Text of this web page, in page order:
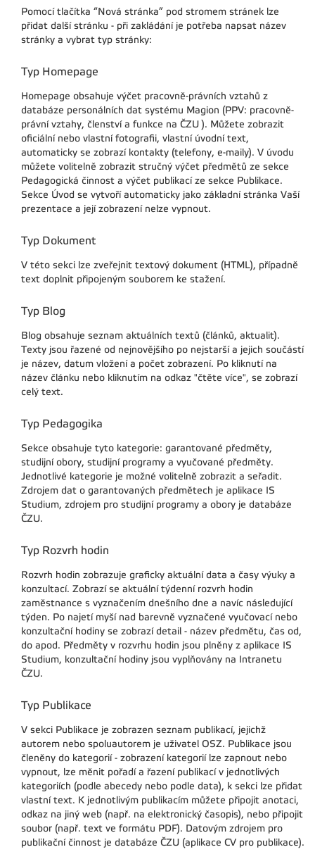
Pomocí tlačítka “Nová stránka” pod stromem stránek lze
přidat další stránku - při zakládání je potřeba napsat název
stránky a vybrat typ stránky:
Typ Homepage
Homepage obsahuje výčet pracovně-právních vztahů z
databáze personálních dat systému Magion (PPV: pracovně-
právní vztahy, členství a funkce na ČZU ). Můžete zobrazit
oficiální nebo vlastní fotografii, vlastní úvodní text,
automaticky se zobrazí kontakty (telefony, e-maily). V úvodu
můžete volitelně zobrazit stručný výčet předmětů ze sekce
Pedagogická činnost a výčet publikací ze sekce Publikace.
Sekce Úvod se vytvoří automaticky jako základní stránka Vaší
prezentace a její zobrazení nelze vypnout.
Typ Dokument
V této sekci lze zveřejnit textový dokument (HTML), případně
text doplnit připojeným souborem ke stažení.
Typ Blog
Blog obsahuje seznam aktuálních textů (článků, aktualit).
Texty jsou řazené od nejnovějšího po nejstarší a jejich součástí
je název, datum vložení a počet zobrazení. Po kliknutí na
název článku nebo kliknutím na odkaz "čtěte více", se zobrazí
celý text.
Typ Pedagogika
Sekce obsahuje tyto kategorie: garantované předměty,
studijní obory, studijní programy a vyučované předměty.
Jednotlivé kategorie je možné volitelně zobrazit a seřadit.
Zdrojem dat o garantovaných předmětech je aplikace IS
Studium, zdrojem pro studijní programy a obory je databáze
ČZU.
Typ Rozvrh hodin
Rozvrh hodin zobrazuje graficky aktuální data a časy výuky a
konzultací. Zobrazí se aktuální týdenní rozvrh hodin
zaměstnance s vyznačením dnešního dne a navíc následující
týden. Po najetí myší nad barevně vyznačené vyučovací nebo
konzultační hodiny se zobrazí detail - název předmětu, čas od,
do apod. Předměty v rozvrhu hodin jsou plněny z aplikace IS
Studium, konzultační hodiny jsou vyplňovány na Intranetu
ČZU.
Typ Publikace
V sekci Publikace je zobrazen seznam publikací, jejichž
autorem nebo spoluautorem je uživatel OSZ. Publikace jsou
členěny do kategorií - zobrazení kategorií lze zapnout nebo
vypnout, lze měnit pořadí a řazení publikací v jednotlivých
kategoriích (podle abecedy nebo podle data), k sekci lze přidat
vlastní text. K jednotlivým publikacím můžete připojit anotaci,
odkaz na jiný web (např. na elektronický časopis), nebo připojit
soubor (např. text ve formátu PDF). Datovým zdrojem pro
publikační činnost je databáze ČZU (aplikace CV pro publikace).